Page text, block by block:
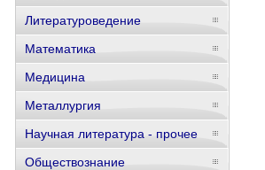
Литературоведение
Математика
Медицина
Металлургия
Научная литература - прочее
Обществознание